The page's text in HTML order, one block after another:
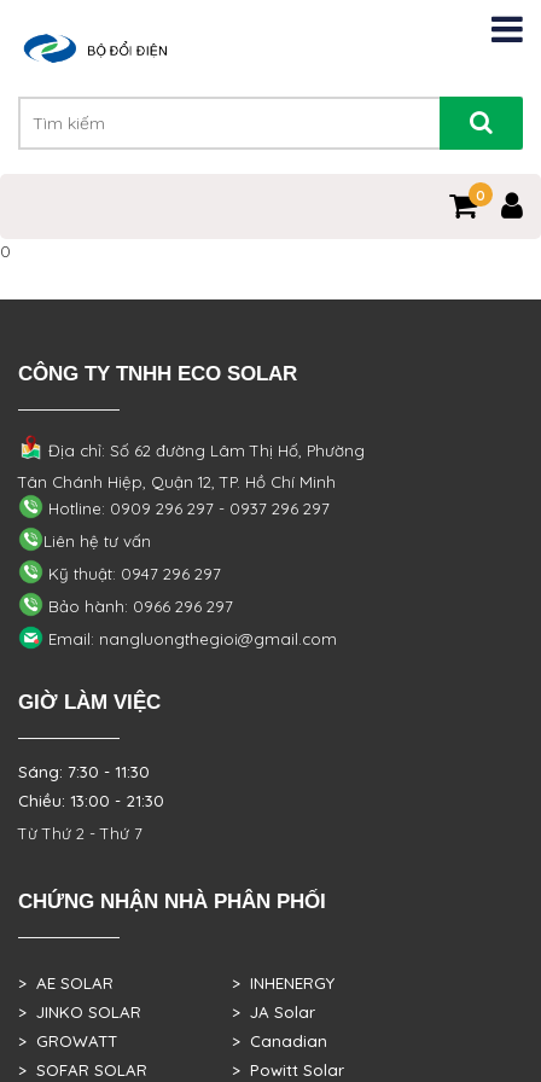
0
0
CÔNG TY TNHH ECO SOLAR
Địa chỉ: Số 62 đường Lâm Thị Hố, Phường
Tân Chánh Hiệp, Quận 12, TP. Hồ Chí Minh
Hotline: 0909 296 297 - 0937 296 297
Liên hệ tư vấn
Kỹ thuật: 0947 296 297
Bảo hành: 0966 296 297
Email: nangluongthegioi@gmail.com
GIỜ LÀM VIỆC
Sáng: 7:30 - 11:30
Chiều: 13:00 - 21:30
Từ Thứ 2 - Thứ 7
CHỨNG NHẬN NHÀ PHÂN PHỐI
> AE SOLAR
> JINKO SOLAR
> GROWATT
> SOFAR SOLAR
> INHENERGY
> JA Solar
> Canadian
> Powitt Solar